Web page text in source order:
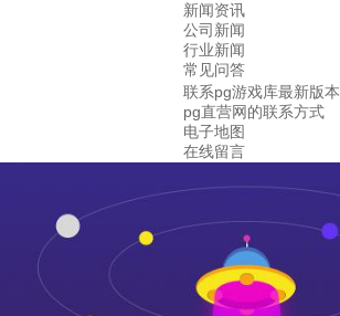
新闻资讯
公司新闻
行业新闻
常见问答
联系pg游戏库最新版本
pg直营网的联系方式
电子地图
在线留言